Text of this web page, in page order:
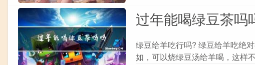
过年能喝绿豆茶吗
绿豆给羊吃行吗? 绿豆给羊吃绝
如，可以烧绿豆汤给羊喝，这样